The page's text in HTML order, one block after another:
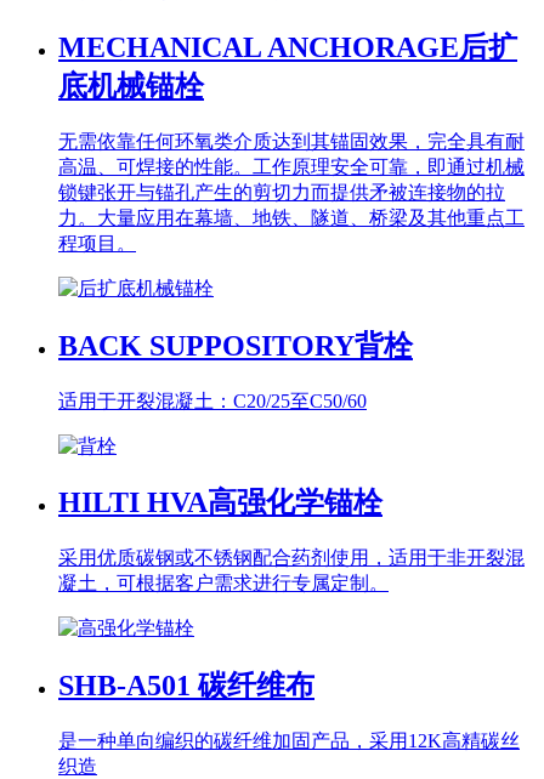
MECHANICAL ANCHORAGE后扩
底机械锚栓
无需依靠任何环氧类介质达到其锚固效果，完全具有耐
高温、可焊接的性能。工作原理安全可靠，即通过机械
锁键张开与锚孔产生的剪切力而提供矛被连接物的拉
力。大量应用在幕墙、地铁、隧道、桥梁及其他重点工
程项目。
BACK SUPPOSITORY背栓
适用于开裂混凝土：C20/25至C50/60
HILTI HVA高强化学锚栓
采用优质碳钢或不锈钢配合药剂使用，适用于非开裂混
凝土，可根据客户需求进行专属定制。
SHB-A501碳纤维布
是一种单向编织的碳纤维加固产品，采用12K高精碳丝
织造